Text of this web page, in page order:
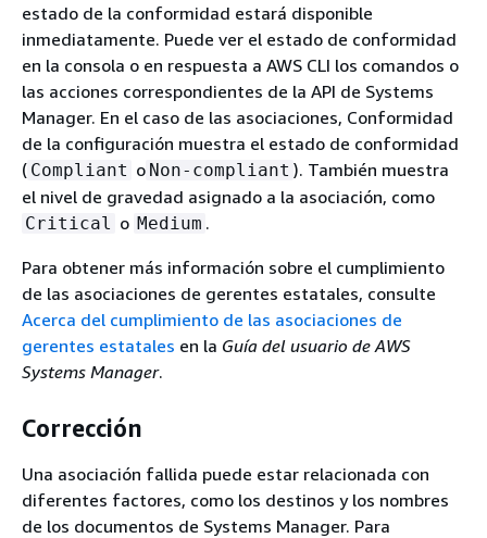
estado de la conformidad estará disponible
inmediatamente. Puede ver el estado de conformidad
en la consola o en respuesta a AWS CLI los comandos o
las acciones correspondientes de la API de Systems
Manager. En el caso de las asociaciones, Conformidad
de la configuración muestra el estado de conformidad
( Compliant o Non-compliant ). También muestra
el nivel de gravedad asignado a la asociación, como
Critical o Medium .
Para obtener más información sobre el cumplimiento
de las asociaciones de gerentes estatales, consulte
Acerca del cumplimiento de las asociaciones de
gerentes estatales en la Guía del usuario de AWS
Systems Manager.
Corrección
Una asociación fallida puede estar relacionada con
diferentes factores, como los destinos y los nombres
de los documentos de Systems Manager. Para